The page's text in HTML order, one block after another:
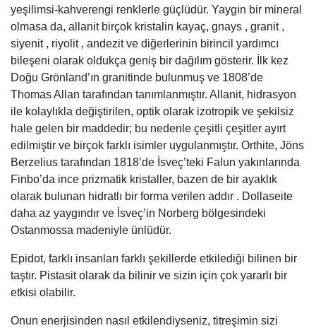
yeşilimsi-kahverengi renklerle güçlüdür. Yaygın bir mineral
olmasa da, allanit birçok kristalin kayaç, gnays , granit ,
siyenit , riyolit , andezit ve diğerlerinin birincil yardımcı
bileşeni olarak oldukça geniş bir dağılım gösterir. İlk kez
Doğu Grönland’ın granitinde bulunmuş ve 1808’de
Thomas Allan tarafından tanımlanmıştır. Allanit, hidrasyon
ile kolaylıkla değiştirilen, optik olarak izotropik ve şekilsiz
hale gelen bir maddedir; bu nedenle çeşitli çeşitler ayırt
edilmiştir ve birçok farklı isimler uygulanmıştır. Orthite, Jöns
Berzelius tarafından 1818’de İsveç’teki Falun yakınlarında
Finbo’da ince prizmatik kristaller, bazen de bir ayaklık
olarak bulunan hidratlı bir forma verilen addır . Dollaseite
daha az yaygındır ve İsveç’in Norberg bölgesindeki
Ostanmossa madeniyle ünlüdür.
Epidot, farklı insanları farklı şekillerde etkilediği bilinen bir
taştır. Pistasit olarak da bilinir ve sizin için çok yararlı bir
etkisi olabilir.
Onun enerjisinden nasıl etkilendiyseniz, titreşimin sizi